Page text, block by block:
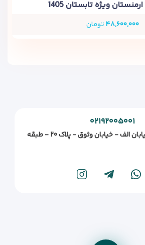
۴۸,۶۰۰,۰۰۰تومان
۰۲۱۹۲۰۰۵۰۰۱
تهران - زعفرانیه - خیابان الف - خیابان وثوق - پلاک ۲۰ - طبقه